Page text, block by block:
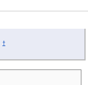
†